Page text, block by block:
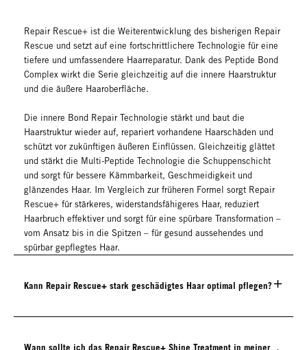
Repair Rescue+ ist die Weiterentwicklung des bisherigen Repair
Rescue und setzt auf eine fortschrittlichere Technologie für eine
tiefere und umfassendere Haarreparatur. Dank des Peptide Bond
Complex wirkt die Serie gleichzeitig auf die innere Haarstruktur
und die äußere Haaroberfläche.
Die innere Bond Repair Technologie stärkt und baut die
Haarstruktur wieder auf, repariert vorhandene Haarschäden und
schützt vor zukünftigen äußeren Einflüssen. Gleichzeitig glättet
und stärkt die Multi-Peptide Technologie die Schuppenschicht
und sorgt für bessere Kämmbarkeit, Geschmeidigkeit und
glänzendes Haar. Im Vergleich zur früheren Formel sorgt Repair
Rescue+ für stärkeres, widerstandsfähigeres Haar, reduziert
Haarbruch effektiver und sorgt für eine spürbare Transformation –
vom Ansatz bis in die Spitzen – für gesund aussehendes und
spürbar gepflegtes Haar.
Kann Repair Rescue+ stark geschädigtes Haar optimal pflegen?
Wann sollte ich das Repair Rescue+ Shine Treatment in meiner